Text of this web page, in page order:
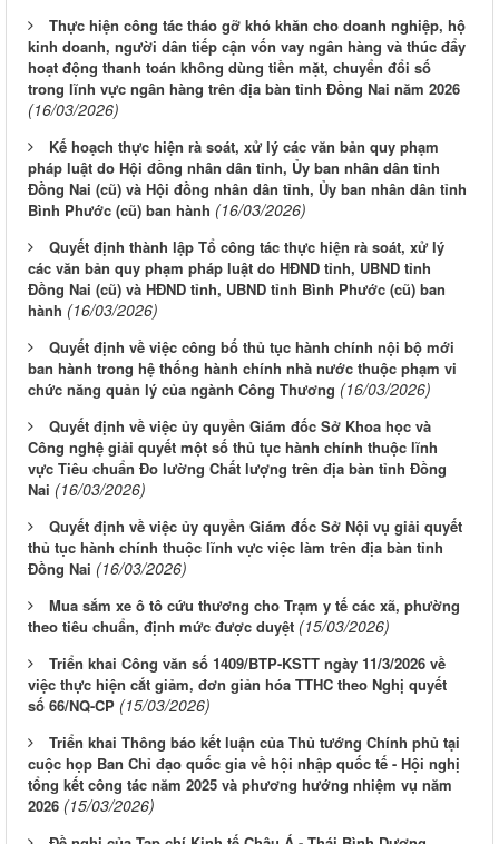
Thực hiện công tác tháo gỡ khó khăn cho doanh nghiệp, hộ
kinh doanh, người dân tiếp cận vốn vay ngân hàng và thúc đẩy
hoạt động thanh toán không dùng tiền mặt, chuyển đổi số
trong lĩnh vực ngân hàng trên địa bàn tỉnh Đồng Nai năm 2026
(16/03/2026)
Kế hoạch thực hiện rà soát, xử lý các văn bản quy phạm
pháp luật do Hội đồng nhân dân tỉnh, Ủy ban nhân dân tỉnh
Đồng Nai (cũ) và Hội đồng nhân dân tỉnh, Ủy ban nhân dân tỉnh
Bình Phước (cũ) ban hành (16/03/2026)
Quyết định thành lập Tổ công tác thực hiện rà soát, xử lý
các văn bản quy phạm pháp luật do HĐND tỉnh, UBND tỉnh
Đồng Nai (cũ) và HĐND tỉnh, UBND tỉnh Bình Phước (cũ) ban
hành (16/03/2026)
Quyết định về việc công bố thủ tục hành chính nội bộ mới
ban hành trong hệ thống hành chính nhà nước thuộc phạm vi
chức năng quản lý của ngành Công Thương (16/03/2026)
Quyết định về việc ủy quyền Giám đốc Sở Khoa học và
Công nghệ giải quyết một số thủ tục hành chính thuộc lĩnh
vực Tiêu chuẩn Đo lường Chất lượng trên địa bàn tỉnh Đồng
Nai (16/03/2026)
Quyết định về việc ủy quyền Giám đốc Sở Nội vụ giải quyết
thủ tục hành chính thuộc lĩnh vực việc làm trên địa bàn tỉnh
Đồng Nai (16/03/2026)
Mua sắm xe ô tô cứu thương cho Trạm y tế các xã, phường
theo tiêu chuẩn, định mức được duyệt (15/03/2026)
Triển khai Công văn số 1409/BTP-KSTT ngày 11/3/2026 về
việc thực hiện cắt giảm, đơn giản hóa TTHC theo Nghị quyết
số 66/NQ-CP (15/03/2026)
Triển khai Thông báo kết luận của Thủ tướng Chính phủ tại
cuộc họp Ban Chỉ đạo quốc gia về hội nhập quốc tế - Hội nghị
tổng kết công tác năm 2025 và phương hướng nhiệm vụ năm
2026 (15/03/2026)